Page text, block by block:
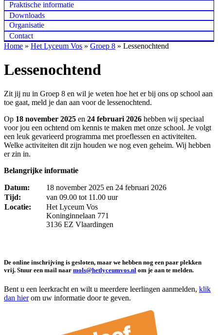
Praktische informatie
Downloads
Organisatie
Contact
Home » Het Lyceum Vos » Groep 8 » Lessenochtend
Lessenochtend
Zit jij nu in Groep 8 en wil je weten hoe het er bij ons op school aan
toe gaat, meld je dan aan voor de lessenochtend.
Op 18 november 2025 en 24 februari 2026 hebben wij speciaal
voor jou een ochtend om kennis te maken met onze school. Je volgt
een leuk gevarieerd programma met proeflessen en activiteiten.
Welke activiteiten dit zijn houden we nog even geheim. Wij hebben
er zin in.
Belangrijke informatie
Datum:
18 november 2025 en 24 februari 2026
Tijd:
van 09.00 tot 11.00 uur
Locatie:
Het Lyceum Vos
Koninginnelaan 771
3136 EZ Vlaardingen
De online inschrijving is gesloten, maar we hebben nog een paar plekken
vrij. Stuur een mail naar mols@hetlyceumvos.nl om je aan te melden.
Bent u een leerkracht en wilt u meerdere leerlingen aanmelden, klik
dan hierom uw informatie door te geven.